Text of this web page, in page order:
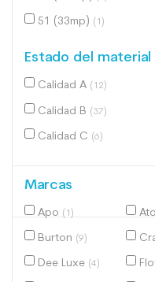
51 (33mp) (1)
Estado del material
Calidad A (12)
Calidad B (37)
Calidad C (6)
Marcas
Apo (1)
Burton (9)
Dee Luxe (4)